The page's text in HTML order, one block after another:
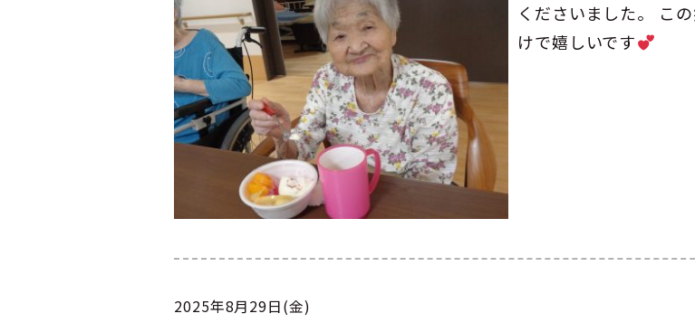
くださいました。 こ
けで嬉しいです
2025年8月29日(金)